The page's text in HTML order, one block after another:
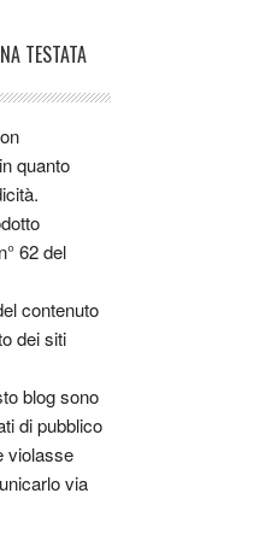
TESTATA
quanto
62 del
contenuto
dei siti
blog sono
di pubblico
violasse
via